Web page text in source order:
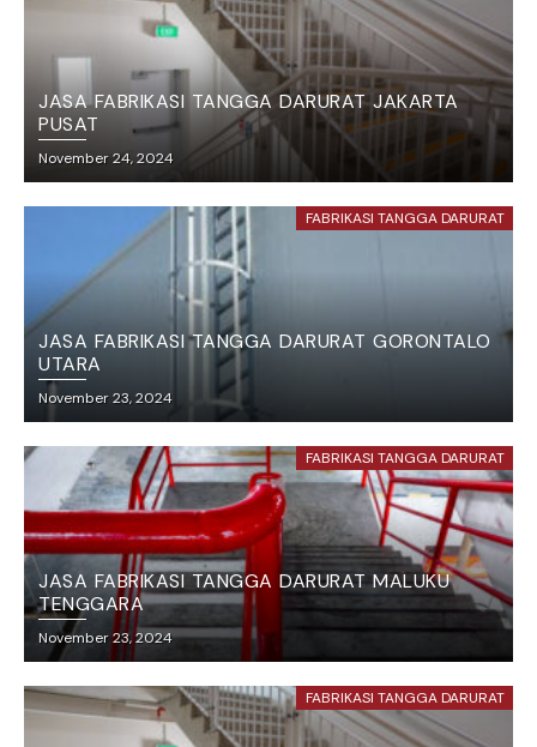
JASA FABRIKASI TANGGA DARURAT JAKARTA
PUSAT
November 24, 2024
FABRIKASI TANGGA DARURAT
JASA FABRIKASI TANGGA DARURAT GORONTALO
UTARA
November 23, 2024
FABRIKASI TANGGA DARURAT
JASA FABRIKASI TANGGA DARURAT MALUKU
TENGGARA
November 23, 2024
FABRIKASI TANGGA DARURAT